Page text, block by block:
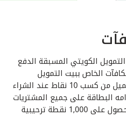
الكويتي المسبقة الدفع
الخاص ببيت التمويل
الكويتي حيث يتمكن العميل من كسب 10 نقاط عند الشراء
البطاقة على جميع المشتريات
محلياً ودولياً بالاضافة للحصول على 1,000 نقطة ترحيبية